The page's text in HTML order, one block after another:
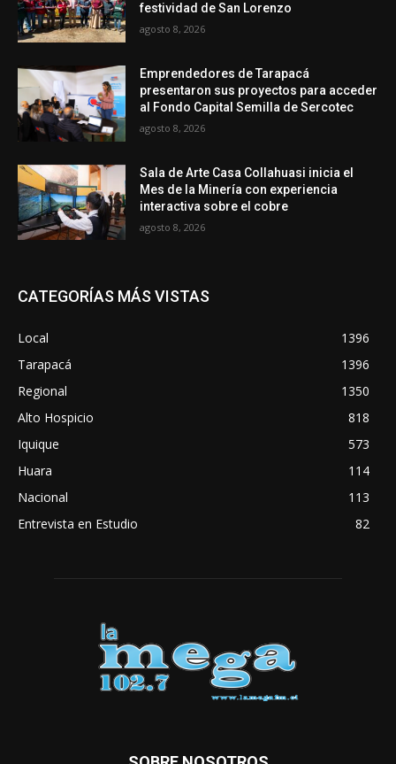
festividad de San Lorenzo
agosto 8, 2026
Emprendedores de Tarapacá
presentaron sus proyectos para acceder
al Fondo Capital Semilla de Sercotec
agosto 8, 2026
Sala de Arte Casa Collahuasi inicia el
Mes de la Minería con experiencia
interactiva sobre el cobre
agosto 8, 2026
CATEGORÍAS MÁS VISTAS
Local
1396
Tarapacá
1396
Regional
1350
Alto Hospicio
818
Iquique
573
Huara
114
Nacional
113
Entrevista en Estudio
82